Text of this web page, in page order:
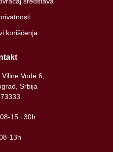
korišćenja
Vode 6,
Srbija
15 i 30h
13h